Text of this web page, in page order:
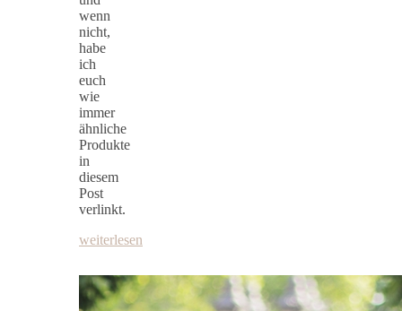
wenn
nicht,
habe
ich
euch
wie
immer
ähnliche
Produkte
in
diesem
Post
verlinkt.
weiterlesen